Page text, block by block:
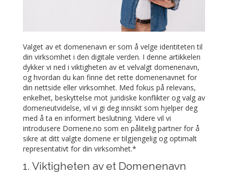
Valget av et domenenavn er som å velge identiteten til
din virksomhet i den digitale verden. I denne artikkelen
dykker vi ned i viktigheten av et velvalgt domenenavn,
og hvordan du kan finne det rette domenenavnet for
din nettside eller virksomhet. Med fokus på relevans,
enkelhet, beskyttelse mot juridiske konflikter og valg av
domeneutvidelse, vil vi gi deg innsikt som hjelper deg
med å ta en informert beslutning. Videre vil vi
introdusere Domene.no som en pålitelig partner for å
sikre at ditt valgte domene er tilgjengelig og optimalt
representativt for din virksomhet.*
1. Viktigheten av et Domenenavn